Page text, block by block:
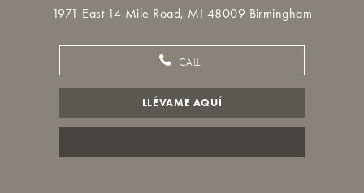
1971 East 14 Mile Road, MI 48009 Birmingham
CALL
LLÉVAME AQUÍ